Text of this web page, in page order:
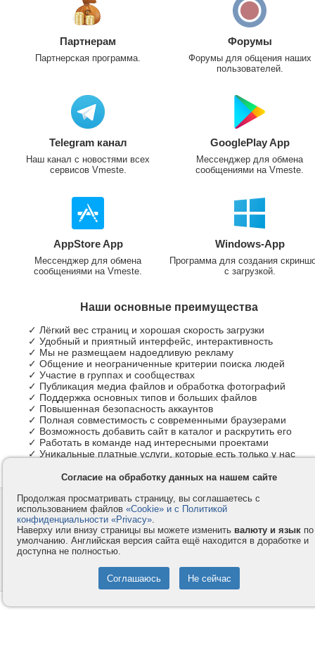
Партнерам
Партнерская программа.
Форумы
Форумы для общения наших
пользователей.
Telegram канал
Наш канал с новостями всех
сервисов Vmeste.
GooglePlay App
Мессенджер для обмена
сообщениями на Vmeste.
AppStore App
Мессенджер для обмена
сообщениями на Vmeste.
Windows-App
Программа для создания
с загрузкой.
Наши основные преимущества
✓ Лёгкий вес страниц и хорошая скорость загрузки
✓ Удобный и приятный интерфейс, интерактивность
✓ Мы не размещаем надоедливую рекламу
✓ Общение и неограниченные критерии поиска людей
✓ Участие в группах и сообществах
✓ Публикация медиа файлов и обработка фотографий
✓ Поддержка основных типов и больших файлов
✓ Повышенная безопасность аккаунтов
✓ Полная совместимость с современными браузерами
✓ Возможность добавить сайт в каталог и раскрутить его
✓ Работать в команде над интересными проектами
✓ Уникальные платные услуги, которые есть только у нас
Контакты
Компания
Privacy и Cookie
Услуги
Как оплатить
Помощь
© 2008-2026
- Все права защищены.
Согласие на обработку данных на нашем сайте
Продолжая просматривать страницу, вы соглашаетесь с
использованием файлов «Cookie» и с Политикой
конфиденциальности «Privacy».
Наверху или внизу страницы вы можете изменить валюту и язык по
умолчанию. Английская версия сайта ещё находится в доработке и
доступна не полностью.